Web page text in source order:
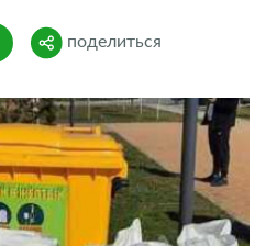
Поделиться
поделиться